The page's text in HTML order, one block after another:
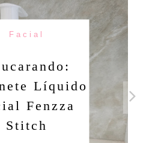
Facial
Líquido
Fenzza
Stitch